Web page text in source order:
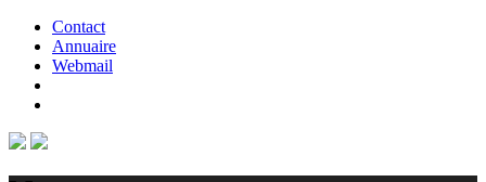
Contact
Annuaire
Webmail